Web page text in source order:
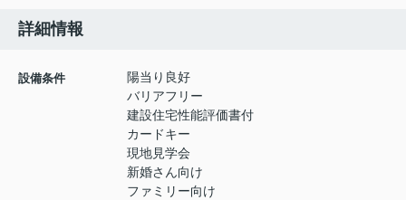
詳細情報
設備条件
陽当り良好
バリアフリー
建設住宅性能評価書付
カードキー
現地見学会
新婚さん向け
ファミリー向け